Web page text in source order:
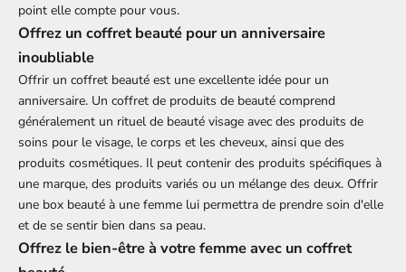
point elle compte pour vous.
Offrez un coffret beauté pour un anniversaire
inoubliable
Offrir un coffret beauté est une excellente idée pour un
anniversaire. Un coffret de produits de beauté comprend
généralement un rituel de beauté visage avec des produits de
soins pour le visage, le corps et les cheveux, ainsi que des
produits cosmétiques. Il peut contenir des produits spécifiques à
une marque, des produits variés ou un mélange des deux. Offrir
une box beauté à une femme lui permettra de prendre soin d'elle
et de se sentir bien dans sa peau.
Offrez le bien-être à votre femme avec un coffret